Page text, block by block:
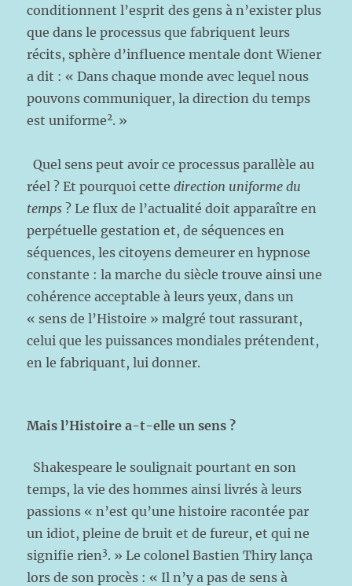
conditionnent l’esprit des gens à n’exister plus
que dans le processus que fabriquent leurs
récits, sphère d’influence mentale dont Wiener
a dit : « Dans chaque monde avec lequel nous
pouvons communiquer, la direction du temps
est uniforme2. »
Quel sens peut avoir ce processus parallèle au
réel ? Et pourquoi cettedirection uniforme du
temps ? Le flux de l’actualité doit apparaître en
perpétuelle gestation et, de séquences en
séquences, les citoyens demeurer en hypnose
constante : la marche du siècle trouve ainsi une
cohérence acceptable à leurs yeux, dans un
« sens de l’Histoire » malgré tout rassurant,
celui que les puissances mondiales prétendent,
en le fabriquant, lui donner.
Mais l’Histoire a-t-elle un sens ?
Shakespeare le soulignait pourtant en son
temps, la vie des hommes ainsi livrés à leurs
passions « n’est qu’une histoire racontée par
un idiot, pleine de bruit et de fureur, et qui ne
signifie rien3. » Le colonel Bastien Thiry lança
lors de son procès : « Il n’y a pas de sens à